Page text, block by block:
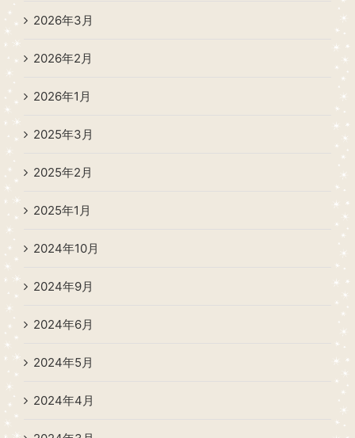
2026年3月
2026年2月
2026年1月
2025年3月
2025年2月
2025年1月
2024年10月
2024年9月
2024年6月
2024年5月
2024年4月